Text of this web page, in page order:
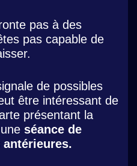
pas à des
pas capable de
de possibles
être intéressant de
présentant la
séance de